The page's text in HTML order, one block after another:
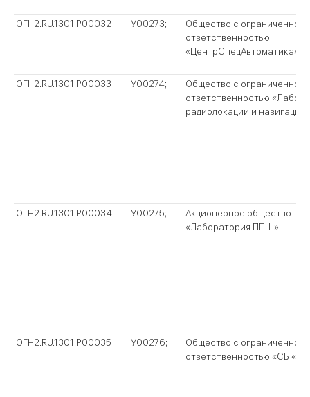
ОГН2.RU.1301.P00032 У00273;
Общество с ограниченной
ответственностью
«ЦентрСпецАвтоматика»
ОГН2.RU.1301.P00033 У00274;
Общество с ограниченной
ответственностью
радиолокации и навигации»
ОГН2.RU.1301.P00034 У00275;
Акционерное общество
«Лаборатория ППШ»
ОГН2.RU.1301.P00035 У00276;
Общество с ограниченной
ответственностью «СБ